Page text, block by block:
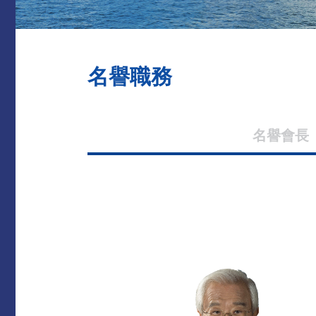
名譽職務
名譽會長